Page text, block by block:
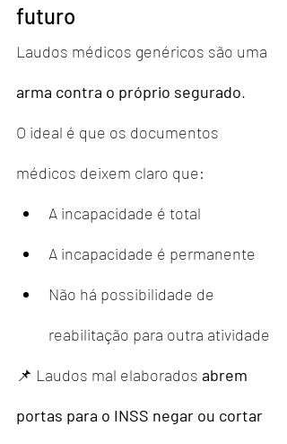
futuro
Laudos médicos genéricos são uma
arma contra o próprio segurado.
O ideal é que os documentos
médicos deixem claro que:
A incapacidade é total
A incapacidade é permanente
Não há possibilidade de
reabilitação para outra atividade
📌 Laudos mal elaborados abrem
portas para o INSS negar ou cortar